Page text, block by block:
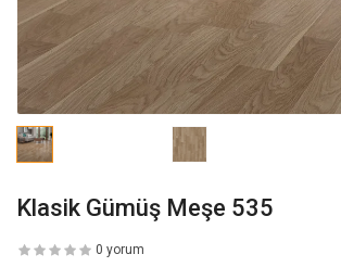
Klasik Gümüş Meşe 535
0 yorum